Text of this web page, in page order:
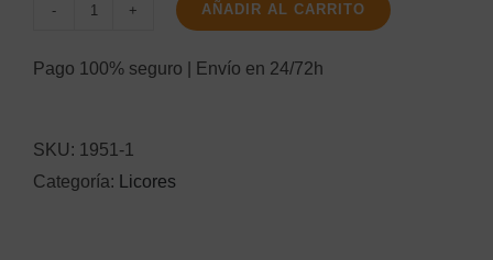
AÑADIR AL CARRITO
Pago 100% seguro | Envío en 24/72h
SKU: 1951-1
Categoría:
Licores